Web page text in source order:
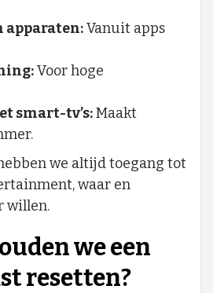
apparaten:Vanuit apps
Voor hoge
smart-tv’s:Maakt
we altijd toegang tot
waar en
willen.
we een
resetten?